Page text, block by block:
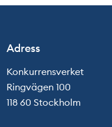
Adress
Konkurrensverket
Ringvägen 100
118 60 Stockholm